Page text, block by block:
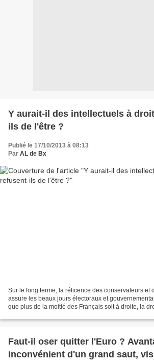
Y aurait-il des intellectuels à
ils de l'être ?
Publié le 17/10/2013 à 08:13
Par AL de Bx
Sur le long terme, la réticence des conservateurs et
assure les beaux jours électoraux et
que plus de la moitié des Français soit à droite, la
Faut-il oser quitter l'Euro ?
inconvénient d'un grand saut,